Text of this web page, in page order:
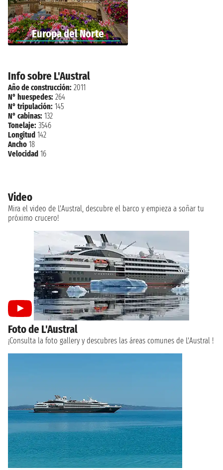
Europa del Norte
Info sobre L'Austral
Año de construcción: 2011
N° huespedes: 264
N° tripulación: 145
N° cabinas: 132
Tonelaje: 3546
Longitud 142
Ancho 18
Velocidad 16
Video
Mira el video de L'Austral, descubre el barco y empieza a soñar tu
próximo crucero!
Foto de L'Austral
¡Consulta la foto gallery y descubres las áreas comunes de L'Austral !